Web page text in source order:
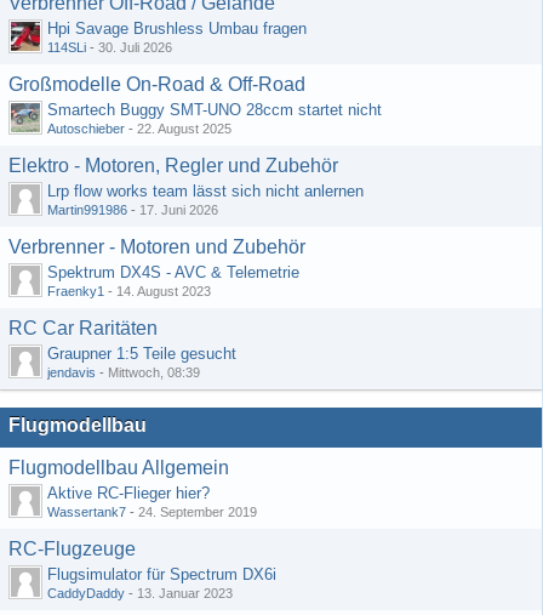
Hpi Savage Brushless Umbau fragen
114SLi - 30. Juli 2026
Großmodelle On-Road & Off-Road
Smartech Buggy SMT-UNO 28ccm startet nicht
Autoschieber - 22. August 2025
Elektro - Motoren, Regler und Zubehör
Lrp flow works team lässt sich nicht anlernen
Martin991986 - 17. Juni 2026
Verbrenner - Motoren und Zubehör
Spektrum DX4S - AVC & Telemetrie
Fraenky1 - 14. August 2023
RC Car Raritäten
Graupner 1:5 Teile gesucht
jendavis - Mittwoch, 08:39
Flugmodellbau
Flugmodellbau Allgemein
Aktive RC-Flieger hier?
Wassertank7 - 24. September 2019
RC-Flugzeuge
Flugsimulator für Spectrum DX6i
CaddyDaddy - 13. Januar 2023